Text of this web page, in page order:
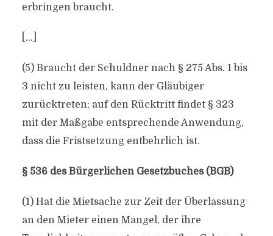
erbringen braucht.
[…]
(5) Braucht der Schuldner nach § 275 Abs. 1 bis
3 nicht zu leisten, kann der Gläubiger
zurücktreten; auf den Rücktritt findet § 323
mit der Maßgabe entsprechende Anwendung,
dass die Fristsetzung entbehrlich ist.
§ 536 des Bürgerlichen Gesetzbuches (BGB)
(1) Hat die Mietsache zur Zeit der Überlassung
an den Mieter einen Mangel, der ihre